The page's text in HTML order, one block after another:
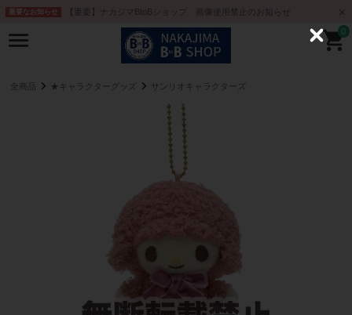
重要なお知らせ 【重要】ナカジマBtoBショップ 画像使用禁止のお知らせ
0
全商品 ★キャラクターグッズ サンリオキャラクターズ
C